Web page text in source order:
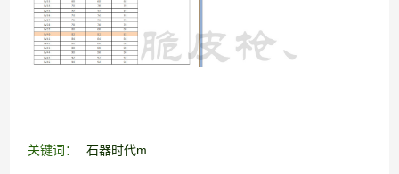
关键词： 石器时代m